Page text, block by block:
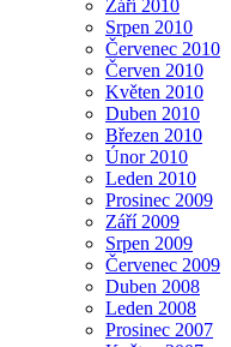
Září 2010
Srpen 2010
Červenec 2010
Červen 2010
Květen 2010
Duben 2010
Březen 2010
Únor 2010
Leden 2010
Prosinec 2009
Září 2009
Srpen 2009
Červenec 2009
Duben 2008
Leden 2008
Prosinec 2007